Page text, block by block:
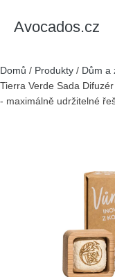
Avocados.cz
Domů / Produkty / Dům a
Tierra Verde Sada
- maximálně udržitelné